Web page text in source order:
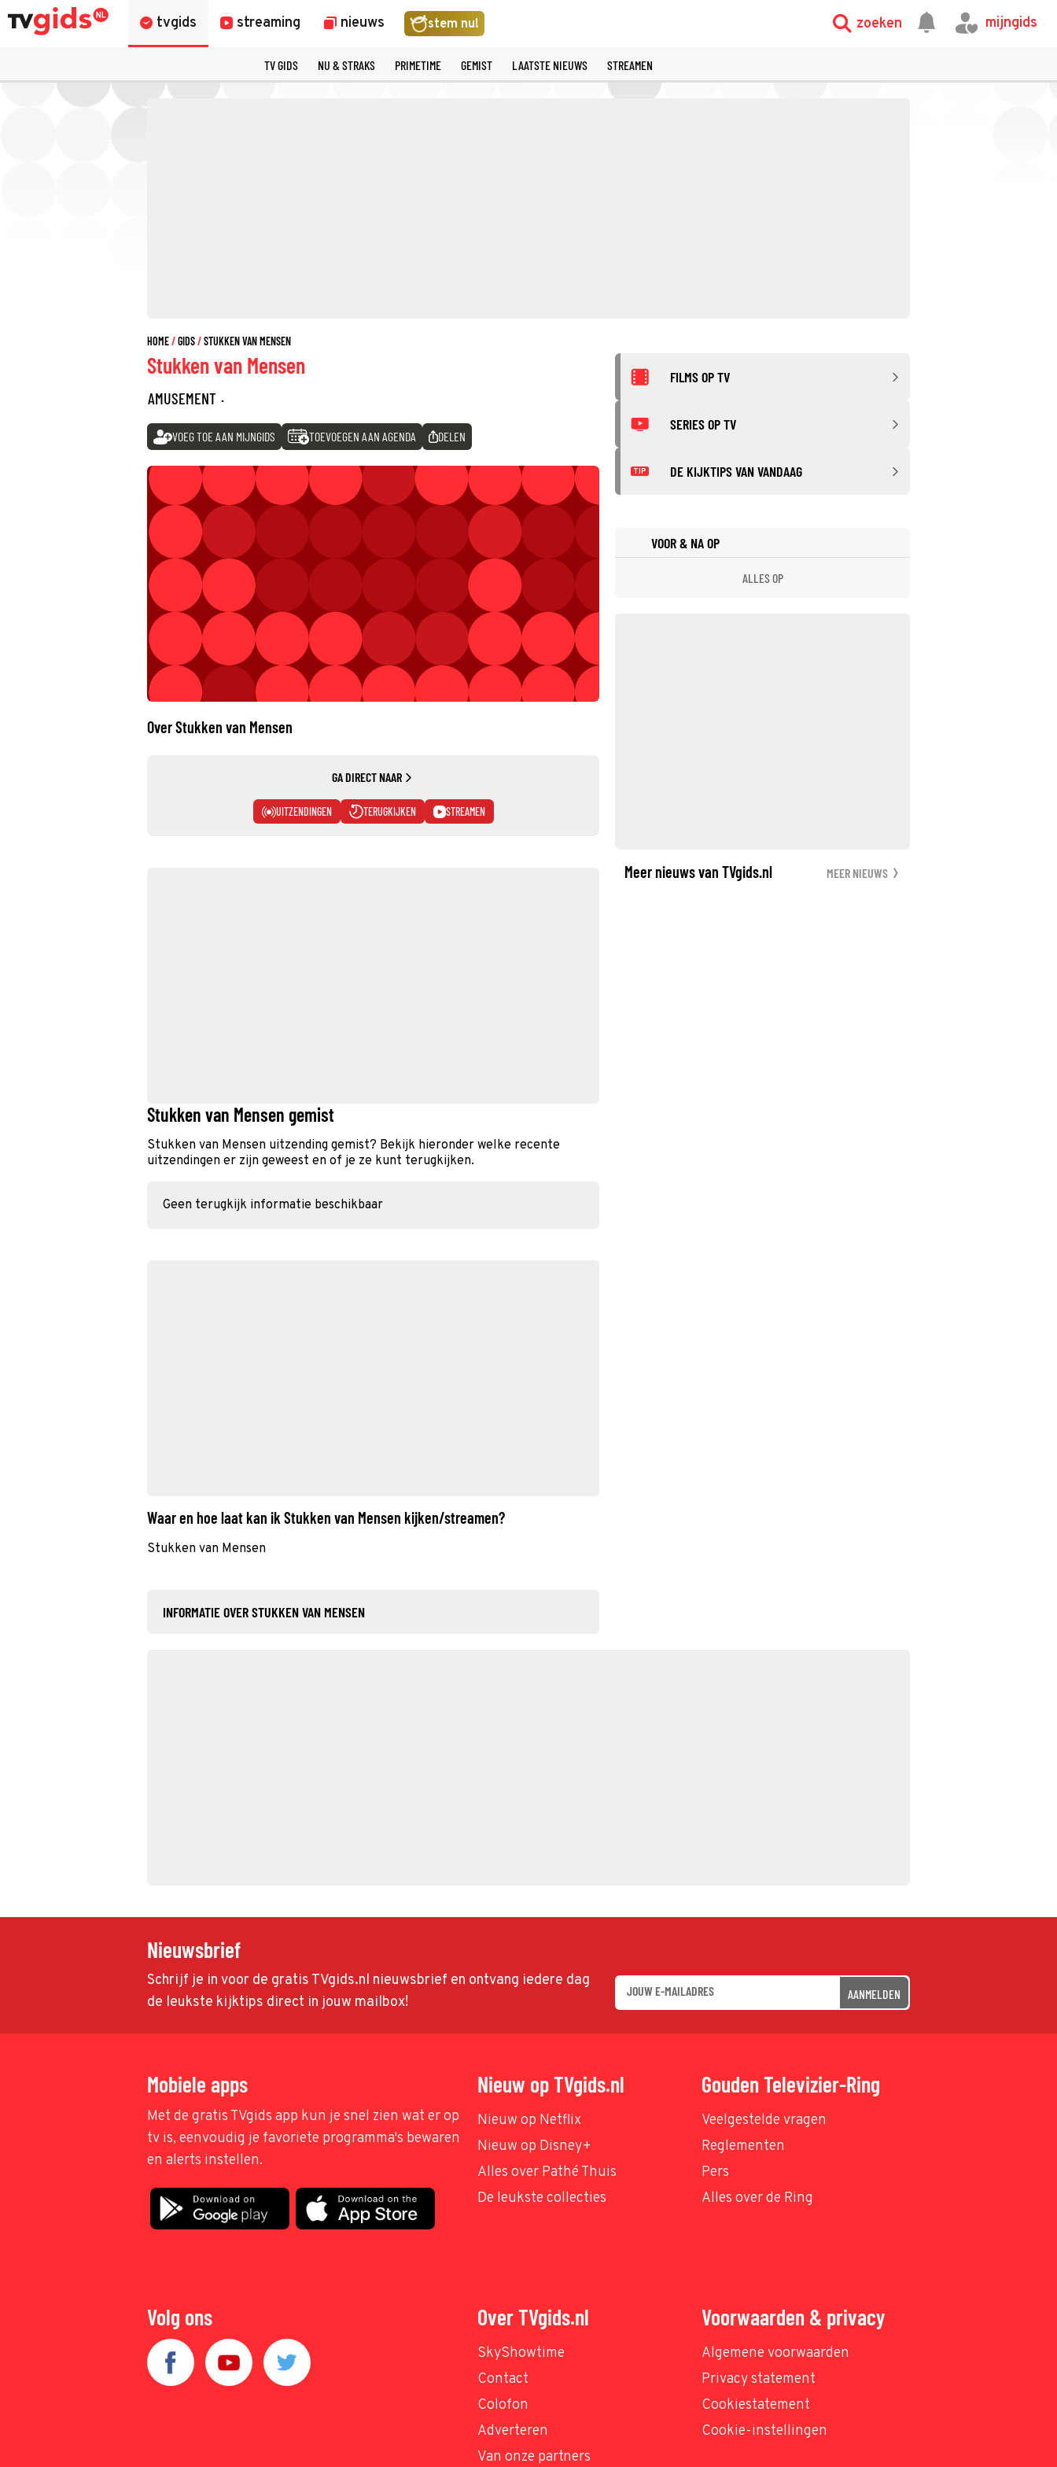
tvgids streaming nieuws stem nu! zoeken mijngids
TV GIDS NU & STRAKS PRIMETIME GEMIST LAATSTE NIEUWS STREAMEN
HOME GIDS STUKKEN VAN MENSEN
Stukken van Mensen
AMUSEMENT ·
VOEG TOE AAN MIJNGIDS TOEVOEGEN AAN AGENDA DELEN
Over Stukken van Mensen
GA DIRECT NAAR
UITZENDINGEN TERUGKIJKEN STREAMEN
Stukken van Mensen gemist
Stukken van Mensen uitzending gemist? Bekijk hieronder welke recente
uitzendingen er zijn geweest en of je ze kunt terugkijken.
Geen terugkijk informatie beschikbaar
Waar en hoe laat kan ik Stukken van Mensen kijken/streamen?
Stukken van Mensen
INFORMATIE OVER STUKKEN VAN MENSEN
FILMS OP TV
SERIES OP TV
TIP DE KIJKTIPS VAN VANDAAG
VOOR & NA OP
ALLES OP
Meer nieuws van TVgids.nl MEER NIEUWS
Nieuwsbrief
Schrijf je in voor de gratis TVgids.nl nieuwsbrief en ontvang iedere dag
de leukste kijktips direct in jouw mailbox!
AANMELDEN
Mobiele apps
Met de gratis TVgids app kun je snel zien wat er op
tv is, eenvoudig je favoriete programma's bewaren
en alerts instellen.
Nieuw op TVgids.nl
Nieuw op Netflix
Nieuw op Disney+
Alles over Pathé Thuis
De leukste collecties
Gouden Televizier-Ring
Veelgestelde vragen
Reglementen
Pers
Alles over de Ring
Volg ons Over TVgids.nl
SkyShowtime
Contact
Colofon
Adverteren
Van onze partners
Voorwaarden & privacy
Algemene voorwaarden
Privacy statement
Cookiestatement
Cookie-instellingen